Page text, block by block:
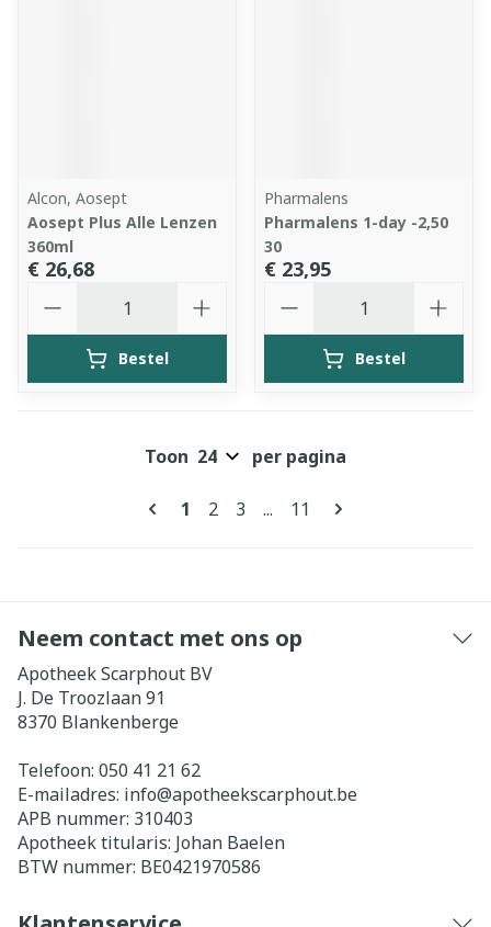
Alcon, Aosept
Aosept Plus Alle Lenzen
360ml
€ 26,68
Bestel
Pharmalens
Pharmalens 1-day -2,50
30
€ 23,95
Bestel
Pagina's
U lees momenteel pagina
1 Pagina
2 Pagina
3 ... Pagina
11
Toon per pagina
Neem contact met ons op
Apotheek Scarphout BV
J. De Troozlaan 91
8370 Blankenberge
Telefoon: 050 41 21 62
E-mailadres: info@apotheekscarphout.be
APB nummer: 310403
Apotheek titularis: Johan Baelen
BTW nummer: BE0421970586